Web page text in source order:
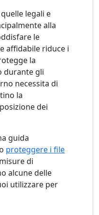
legali e
alla
le
affidabile riduce i
la
durante gli
necessita di
la
dei
guida
proteggere i file
di
alcune delle
utilizzare per